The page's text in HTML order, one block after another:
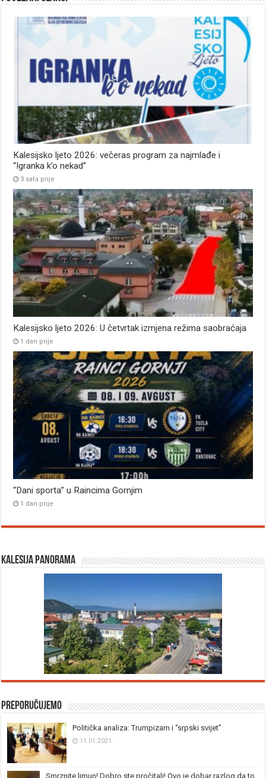
Kalesijsko ljeto 2026: večeras program za najmlađe i
“Igranka k’o nekad”
3 sata prije
Kalesijsko ljeto 2026: U četvrtak izmjena režima saobraćaja
1 dan prije
“Dani sporta” u Raincima Gornjim
1 dan prije
Kalesija panorama
Preporučujemo
Politička analiza: Trumpizam i “srpski svijet”
11.01.2021.
Smrznite limun! Dobro ste pročitali! Ovo je dobar razlog da to